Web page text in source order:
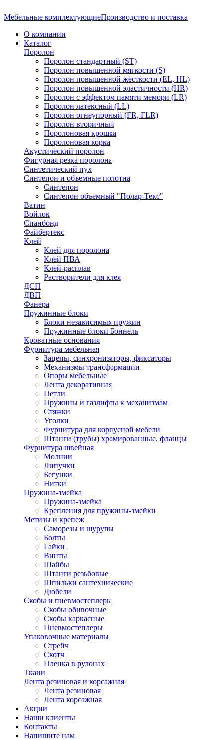
Мебельные комплектующиеПроизводство и поставка
О компании
Каталог
Поролон
Поролон стандартный (ST)
Поролон повышенной мягкости (S)
Поролон повышенной жесткости (EL, HL)
Поролон повышенной эластичности (HR)
Поролон с эффектом памяти мемори (LR)
Поролон латексный (LL)
Поролон огнеупорный (FR, FLR)
Поролон вторичный
Поролоновая крошка
Поролоновая корка
Акустический поролон
Фигурная резка поролона
Синтетический пух
Синтепон и объемные полотна
Синтепон
Синтепон объемный "Полар-Текс"
Ватин
Войлок
Спанбонд
Файбертекс
Клей
Клей для поролона
Клей ПВА
Клей-расплав
Растворители для клея
ДСП
ДВП
Фанера
Пружинные блоки
Блоки независимых пружин
Пружинные блоки Боннель
Кроватные основания
Фурнитура мебельная
Зацепы, синхронизаторы, фиксаторы
Механизмы трансформации
Опоры мебельные
Лента декоративная
Петли
Пружины и газлифты к механизмам
Стяжки
Уголки
Фурнитура для корпусной мебели
Штанги (трубы) хромированные, фланцы
Фурнитура швейная
Молнии
Липучки
Бегунки
Нитки
Пружина-змейка
Пружина-змейка
Крепления для пружины-змейки
Метизы и крепеж
Саморезы и шурупы
Болты
Гайки
Винты
Шайбы
Штанги резьбовые
Шпильки сантехнические
Дюбели
Скобы и пневмостеплеры
Скобы обивочные
Скобы каркасные
Пневмостеплеры
Упаковочные материалы
Стрейч
Скотч
Пленка в рулонах
Ткани
Лента резиновая и корсажная
Лента резиновая
Лента корсажная
Акции
Наши клиенты
Контакты
Напишите нам